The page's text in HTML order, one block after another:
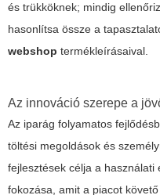
és trükköknek; mindig
hasonlítsa össze a
webshop termékleírásaival.
Az innováció szerepe a
Az iparág folyamatos
töltési megoldások és
fejlesztések célja a használati
fokozása, amit a piacot követő